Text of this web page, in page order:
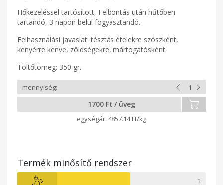
Hőkezeléssel tartósított, Felbontás után hűtőben
tartandó, 3 napon belül fogyasztandó.
Felhasználási javaslat: tésztás ételekre szószként,
kenyérre kenve, zöldségekre, mártogatósként.
Töltőtömeg: 350 gr.
1700 Ft / üveg
4857.14 Ft/kg
Termék minősítő rendszer
3